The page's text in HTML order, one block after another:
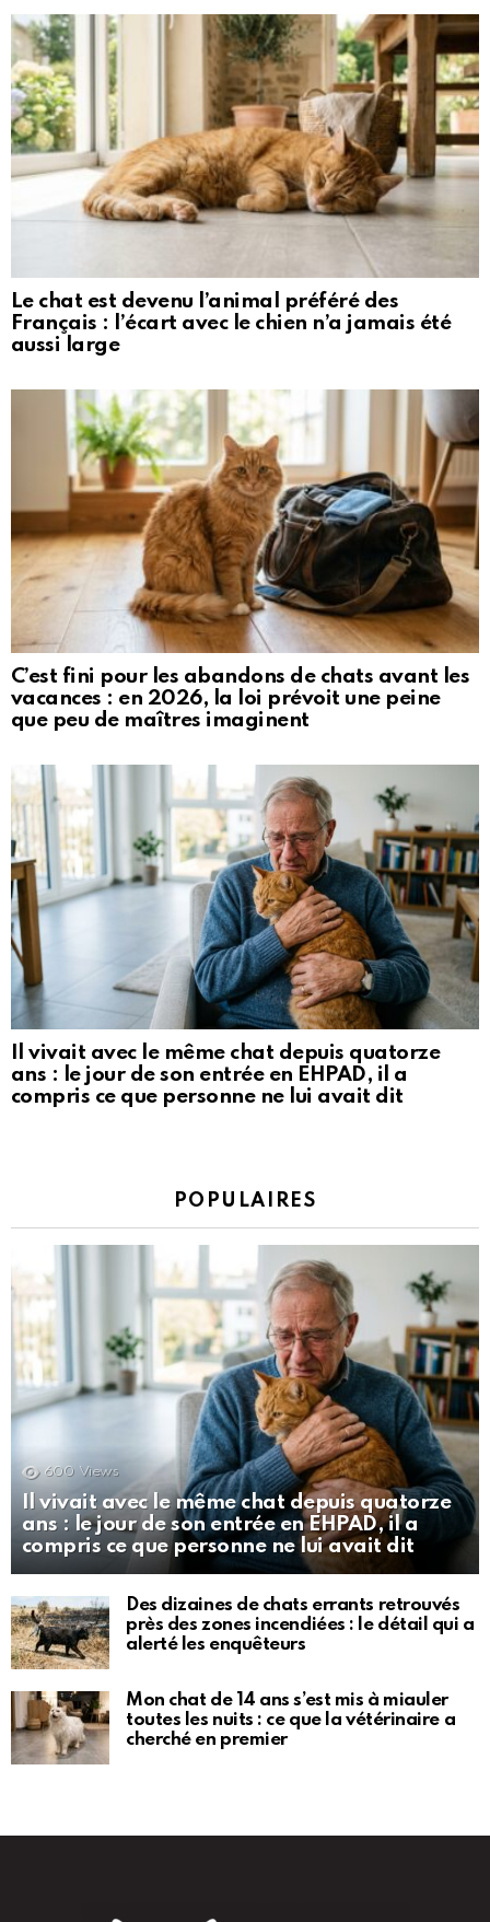
Le chat est devenu l’animal préféré des
Français : l’écart avec le chien n’a jamais été
aussi large
C’est fini pour les abandons de chats avant les
vacances : en 2026, la loi prévoit une peine
que peu de maîtres imaginent
Il vivait avec le même chat depuis quatorze
ans : le jour de son entrée en EHPAD, il a
compris ce que personne ne lui avait dit
POPULAIRES
600 Views
Il vivait avec le même chat depuis quatorze
ans : le jour de son entrée en EHPAD, il a
compris ce que personne ne lui avait dit
Des dizaines de chats errants retrouvés
près des zones incendiées : le détail qui a
alerté les enquêteurs
Mon chat de 14 ans s’est mis à miauler
toutes les nuits : ce que la vétérinaire a
cherché en premier